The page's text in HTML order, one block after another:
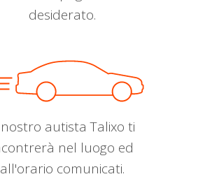
desiderato.
autista Talixo ti
nel luogo ed
all'orario comunicati.